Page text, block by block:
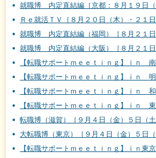
就職博 内定直結編［京都：８月１９日（
Ｒｅ就活ＴＶ［８月２０日（木）・２１
就職博 内定直結編（福岡）［８月２１日
就職博 内定直結編（大阪）［８月２１日
【転職サポートｍｅｅｔｉｎｇ】ｉｎ
【転職サポートｍｅｅｔｉｎｇ】ｉｎ
【転職サポートｍｅｅｔｉｎｇ】ｉｎ
【転職サポートｍｅｅｔｉｎｇ】ｉｎ 東
転職博（滋賀）［９月４日（金）５日（土
大転職博（東京）［９月４日（金）５日（
【転職サポートｍｅｅｔｉｎｇ】ｉｎ東